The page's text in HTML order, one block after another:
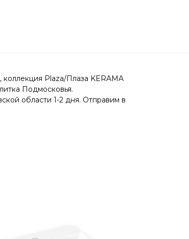
, коллекция Plaza/Плаза KERAMA
Подмосковья.
области 1-2 дня. Отправим в